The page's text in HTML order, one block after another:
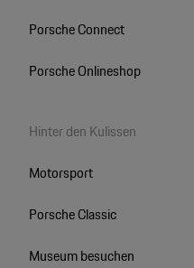
Porsche Connect
Porsche Onlineshop
Hinter den Kulissen
Motorsport
Porsche Classic
Museum besuchen